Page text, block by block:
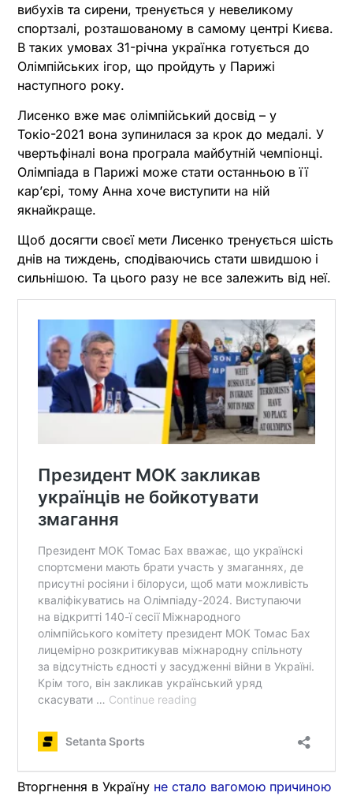
вибухів та сирени, тренується у невеликому
спортзалі, розташованому в самому центрі Києва.
В таких умовах 31-річна українка готується до
Олімпійських ігор, що пройдуть у Парижі
наступного року.
Лисенко вже має олімпійський досвід – у
Токіо-2021 вона зупинилася за крок до медалі. У
чвертьфіналі вона програла майбутній чемпіонці.
Олімпіада в Парижі може стати останньою в її
кар’єрі, тому Анна хоче виступити на ній
якнайкраще.
Щоб досягти своєї мети Лисенко тренується шість
днів на тиждень, сподіваючись стати швидшою і
сильнішою. Та цього разу не все залежить від неї.
Вторгнення в Україну не стало вагомою причиною